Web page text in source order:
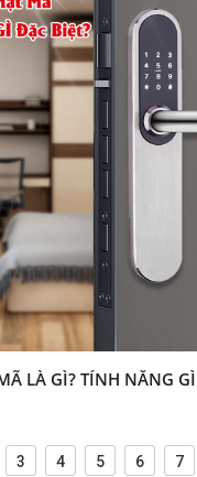
LÀ GÌ? TÍNH NĂNG
3 4 5 6 7